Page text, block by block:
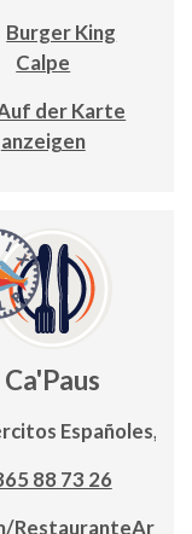
Burger King
Calpe
der Karte
anzeigen
Ca'Paus
Españoles, 12
88 73 26